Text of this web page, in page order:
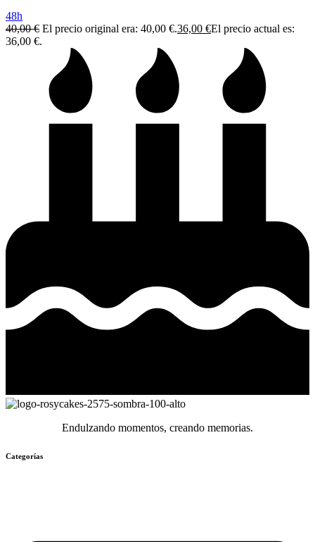
48h
40,00€ El precio original era: 40,00 €.36,00 €El precio actual es:
36,00 €.
Endulzando momentos, creando memorias.
Categorías